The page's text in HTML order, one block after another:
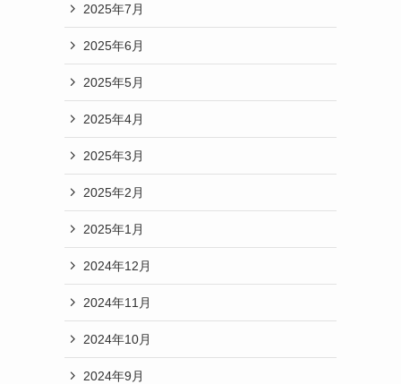
2025年7月
2025年6月
2025年5月
2025年4月
2025年3月
2025年2月
2025年1月
2024年12月
2024年11月
2024年10月
2024年9月